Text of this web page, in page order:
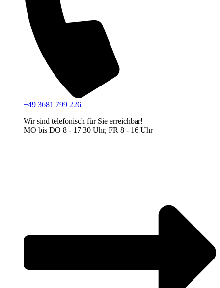
+49 3681 799 226
Wir sind telefonisch für Sie erreichbar!
MO bis DO 8 - 17:30 Uhr, FR 8 - 16 Uhr